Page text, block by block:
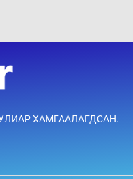
ХАМГААЛАГДСАН.